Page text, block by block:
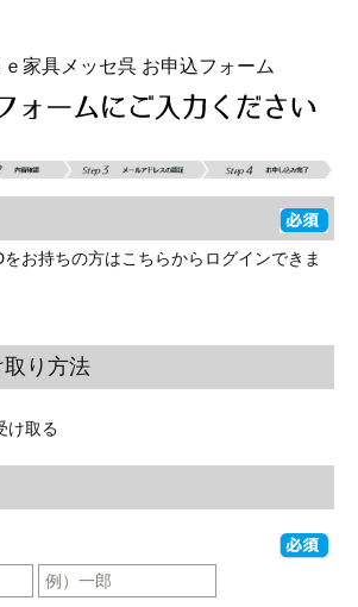
家具メッセ呉 お申込フォーム
お持ちの方はこちらからログインできま
取り方法
け取る